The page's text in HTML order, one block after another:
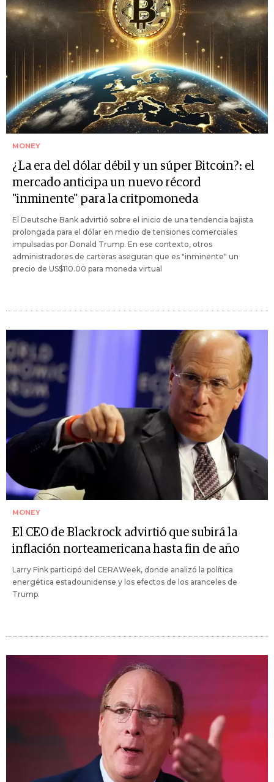
MONEY
¿La era del dólar débil y un súper Bitcoin?: el
mercado anticipa un nuevo récord
"inminente" para la critpomoneda
El Deutsche Bank advirtió sobre el inicio de una tendencia bajista
prolongada para el dólar en medio de tensiones comerciales
impulsadas por Donald Trump. En ese contexto, otros
administradores de carteras aseguran que es "inminente" un
precio de US$110.00 para moneda virtual
MONEY
El CEO de Blackrock advirtió que subirá la
inflación norteamericana hasta fin de año
Larry Fink participó del CERAWeek, donde analizó la política
energética estadounidense y los efectos de los aranceles de
Trump.